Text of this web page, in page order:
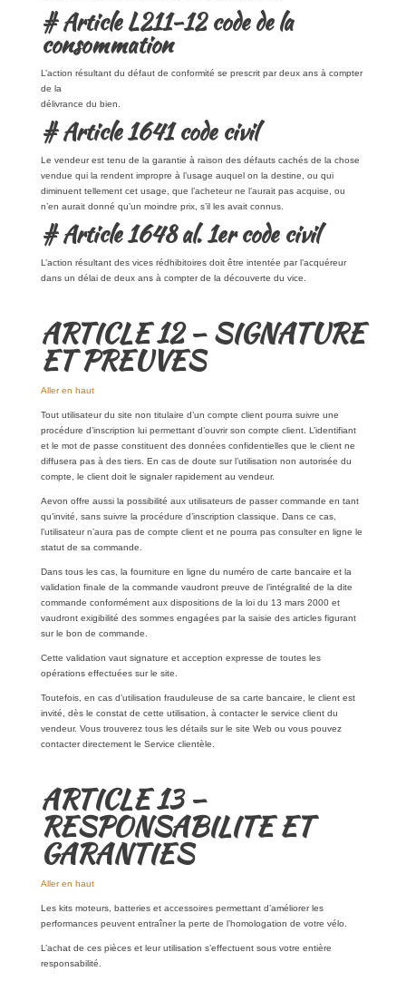
# Article L211-12 code de la
consommation
L’action résultant du défaut de conformité se prescrit par deux ans à compter
de la
délivrance du bien.
# Article 1641 code civil
Le vendeur est tenu de la garantie à raison des défauts cachés de la chose
vendue qui la rendent impropre à l’usage auquel on la destine, ou qui
diminuent tellement cet usage, que l’acheteur ne l’aurait pas acquise, ou
n’en aurait donné qu’un moindre prix, s’il les avait connus.
# Article 1648 al. 1er code civil
L’action résultant des vices rédhibitoires doit être intentée par l’acquéreur
dans un délai de deux ans à compter de la découverte du vice.
ARTICLE 12 – SIGNATURE
ET PREUVES
Aller en haut
Tout utilisateur du site non titulaire d’un compte client pourra suivre une
procédure d’inscription lui permettant d’ouvrir son compte client. L’identifiant
et le mot de passe constituent des données confidentielles que le client ne
diffusera pas à des tiers. En cas de doute sur l’utilisation non autorisée du
compte, le client doit le signaler rapidement au vendeur.
Aevon offre aussi la possibilité aux utilisateurs de passer commande en tant
qu’invité, sans suivre la procédure d’inscription classique. Dans ce cas,
l’utilisateur n’aura pas de compte client et ne pourra pas consulter en ligne le
statut de sa commande.
Dans tous les cas, la fourniture en ligne du numéro de carte bancaire et la
validation finale de la commande vaudront preuve de l’intégralité de la dite
commande conformément aux dispositions de la loi du 13 mars 2000 et
vaudront exigibilité des sommes engagées par la saisie des articles figurant
sur le bon de commande.
Cette validation vaut signature et acception expresse de toutes les
opérations effectuées sur le site.
Toutefois, en cas d’utilisation frauduleuse de sa carte bancaire, le client est
invité, dès le constat de cette utilisation, à contacter le service client du
vendeur. Vous trouverez tous les détails sur le site Web ou vous pouvez
contacter directement le Service clientèle.
ARTICLE 13 –
RESPONSABILITE ET
GARANTIES
Aller en haut
Les kits moteurs, batteries et accessoires permettant d’améliorer les
performances peuvent entraîner la perte de l’homologation de votre vélo.
L’achat de ces pièces et leur utilisation s’effectuent sous votre entière
responsabilité.